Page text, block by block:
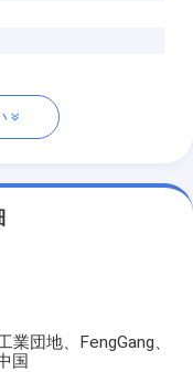
団地、FengGang、
国